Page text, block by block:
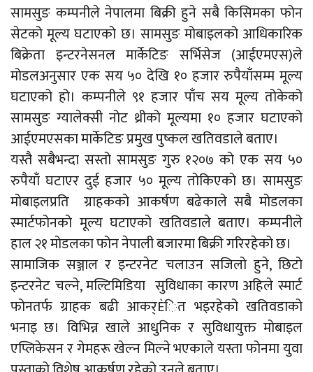
सामसुङ कम्पनीले नेपालमा बिक्री हुने सबै किसिमका फोन
सेटको मूल्य घटाएको छ। सामसुङ मोबाइलको आधिकारिक
बिक्रेता इन्टरनेसनल मार्केटिङ सर्भिसेज (आईएमएस)ले
मोडलअनुसार एक सय ५० देखि १० हजार रुपैयाँसम्म मूल्य
घटाएको हो। कम्पनीले ९१ हजार पाँच सय मूल्य तोकेको
सामसुङ ग्यालेक्सी नोट थ्रीको मूल्यमा १० हजार घटाएको
आईएमएसका मार्केटिङ प्रमुख पुष्कल खतिवडाले बताए।
यस्तै सबैभन्दा सस्तो सामसुङ गुरु १२०७ को एक सय ५०
रुपैयाँ घटाएर दुई हजार ५० मूल्य तोकिएको छ। सामसुङ
मोबाइलप्रति ग्राहकको आकर्षण बढेकाले सबै मोडलका
स्मार्टफोनको मूल्य घटाएको खतिवडाले बताए। कम्पनीले
हाल २१ मोडलका फोन नेपाली बजारमा बिक्री गरिरहेको छ।
सामाजिक सञ्जाल र इन्टरनेट चलाउन सजिलो हुने, छिटो
इन्टरनेट चल्ने, मल्टिमिडिया सुविधाका कारण अहिले स्मार्ट
फोनतर्फ ग्राहक बढी आकर्Èित भइरहेको खतिवडाको
भनाइ छ। विभिन्न खाले आधुनिक र सुविधायुक्त मोबाइल
एप्लिकेसन र गेमहरू खेल्न मिल्ने भएकाले यस्ता फोनमा युवा